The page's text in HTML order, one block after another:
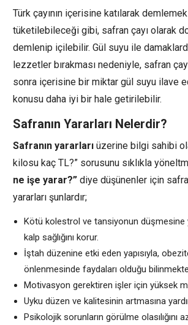
Türk çayının içerisine katılarak
tüketilebileceği gibi, safran çayı olarak
demlenip içilebilir. Gül suyu ile
lezzetler bırakması nedeniyle, safran
sonra içerisine bir miktar gül suyu ilave
konusu daha iyi bir hale getirilebilir.
Safranın Yararları Nelerdir?
Safranın yararları üzerine bilgi sahibi
kilosu kaç TL?” sorusunu sıklıkla
ne işe yarar?” diye düşünenler için
yararları şunlardır;
Kötü kolestrol ve tansiyonun düşmesine
kalp sağlığını korur.
İştah düzenine etki eden yapısıyla,
önlenmesinde faydaları olduğu
Motivasyon gerektiren işler için yüksek
Uyku düzen ve kalitesinin artmasına
Psikolojik sorunların görülme olasılığını